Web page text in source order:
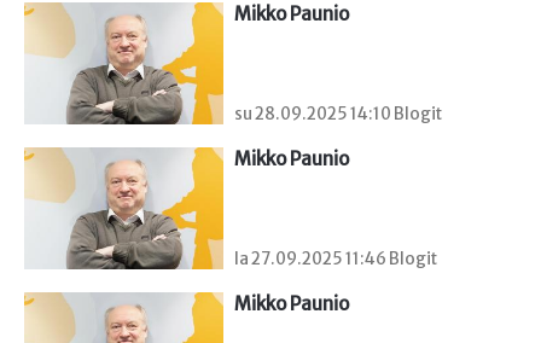
Mikko Paunio
su 28.09.2025 14:10 Blogit
Mikko Paunio
la 27.09.2025 11:46 Blogit
Mikko Paunio